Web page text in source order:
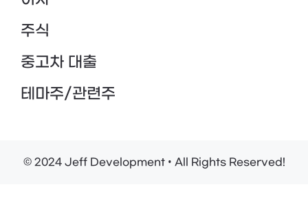
주식
중고차 대출
테마주/관련주
© 2024 Jeff Development • All Rights Reserved!